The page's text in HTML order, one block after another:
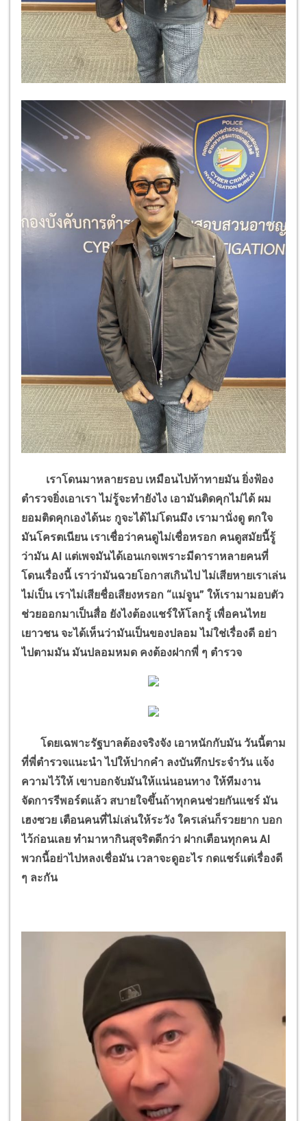
เราโดนมาหลายรอบ เหมือนไปท้าทายมัน ยิ่งฟ้อง
ตำรวจยิ่งเอาเรา ไม่รู้จะทำยังไง เอามันติดคุกไม่ได้ ผม
ยอมติดคุกเองได้นะ กูจะได้ไม่โดนมึง เรามานั่งดู ตกใจ
มันโครตเนียน เราเชื่อว่าคนดูไม่เชื่อหรอก คนดูสมัยนี้รู้
ว่ามันAI แต่เพจมันได้เอนเกจเพราะมีดาราหลายคนที่
โดนเรื่องนี้ เราว่ามันฉวยโอกาสเกินไป ไม่เสียหายเราเล่น
ไม่เป็น เราไม่เสียชื่อเสียงหรอก “แม่จูน” ให้เรามามอบตัว
ช่วยออกมาเป็นสื่อ ยังไงต้องแชร์ให้โลกรู้ เพื่อคนไทย
เยาวชน จะได้เห็นว่ามันเป็นของปลอม ไม่ใช่เรื่องดี อย่า
ไปตามมัน มันปลอมหมด คงต้องฝากพี่ ๆ ตำรวจ
โดยเฉพาะรัฐบาลต้องจริงจัง เอาหนักกับมัน วันนี้ตาม
ที่พี่ตำรวจแนะนำ ไปให้ปากคำ ลงบันทึกประจำวัน แจ้ง
ความไว้ให้ เขาบอกจับมันให้แน่นอนทาง ให้ทีมงาน
จัดการรีพอร์ตแล้ว สบายใจขึ้นถ้าทุกคนช่วยกันแชร์ มัน
เฮงซวย เตือนคนที่ไม่เล่นให้ระวัง ใครเล่นก็รวยยาก บอก
ไว้ก่อนเลย ทำมาหากินสุจริตดีกว่า ฝากเตือนทุกคนAl
พวกนี้อย่าไปหลงเชื่อมัน เวลาจะดูอะไร กดแชร์แต่เรื่องดี
ๆ ละกัน